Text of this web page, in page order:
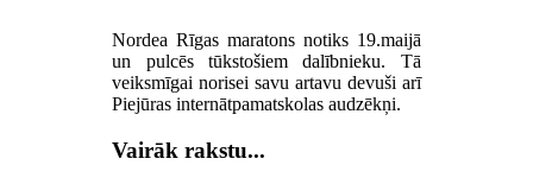
Nordea Rīgas maratons notiks 19.maijā
un pulcēs tūkstošiem dalībnieku. Tā
veiksmīgai norisei savu artavu devuši arī
Piejūras internātpamatskolas audzēkņi.
Vairāk rakstu...